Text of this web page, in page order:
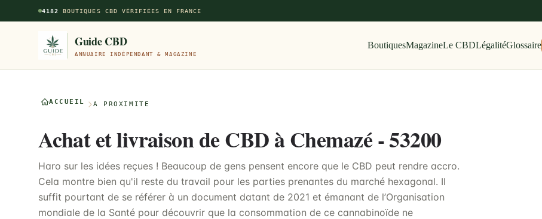
Aller au contenu principal
4182 BOUTIQUES CBD VÉRIFIÉES EN FRANCE
Guide CBD
ANNUAIRE INDÉPENDANT & MAGAZINE
BoutiquesMagazineLe CBDLégalitéGlossaire
ACCUEIL À PROXIMITÉ
Achat et livraison de CBD à Chemazé - 53200
Haro sur les idées reçues ! Beaucoup de gens pensent encore que le CBD peut rendre accro.
Cela montre bien qu'il reste du travail pour les parties prenantes du marché hexagonal. Il
suffit pourtant de se référer à un document datant de 2021 et émanant de l’Organisation
mondiale de la Santé pour découvrir que la consommation de ce cannabinoïde ne